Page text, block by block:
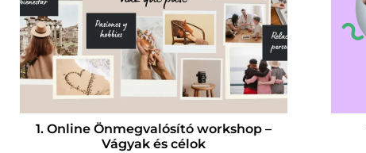
1. Online Önmegvalósító workshop –
Vágyak és célok